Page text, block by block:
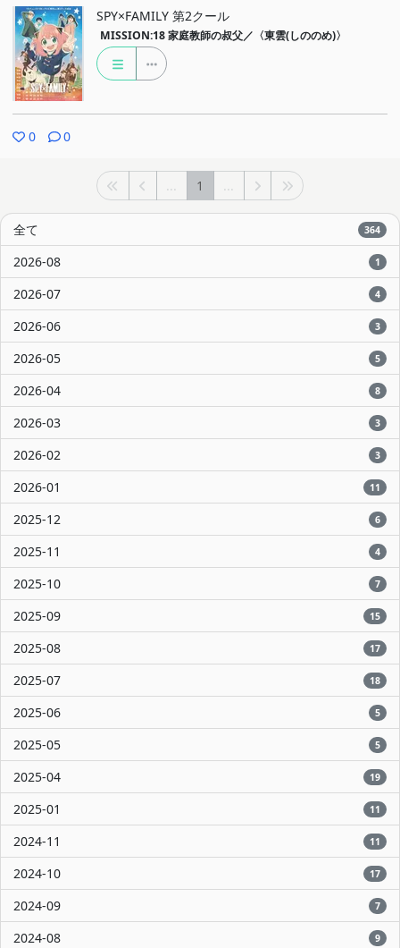
SPY×FAMILY 第2クール
MISSION:18 家庭教師の叔父／〈東雲(しののめ)〉
0 0
... 1 ...
全て 364
2026-08 1
2026-07 4
2026-06 3
2026-05 5
2026-04 8
2026-03 3
2026-02 3
2026-01 11
2025-12 6
2025-11 4
2025-10 7
2025-09 15
2025-08 17
2025-07 18
2025-06 5
2025-05 5
2025-04 19
2025-01 11
2024-11 11
2024-10 17
2024-09 7
2024-08 9